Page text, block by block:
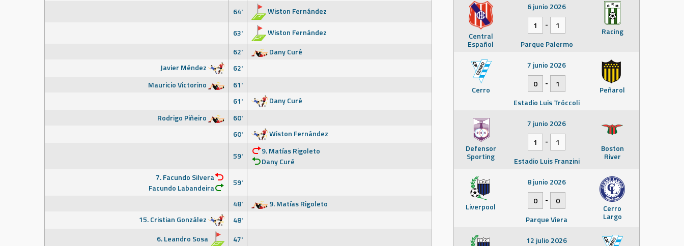
64'
Wiston Fernández
63'
Wiston Fernández
62'
Dany Curé
Javier Méndez
62'
Mauricio Victorino
61'
61'
Dany Curé
Rodrigo Piñeiro
60'
60'
Wiston Fernández
59'
9. Matías Rigoleto
Dany Curé
7. Facundo Silvera
Facundo Labandeira
59'
48'
9. Matías Rigoleto
15. Cristian González
48'
6. Leandro Sosa
47'
Central
Español
Racing
6 junio 2026
1
-
1
Parque Palermo
Cerro Peñarol
7 junio 2026
0
-
1
Estadio Luis Tróccoli
Defensor
Sporting
Boston
River
7 junio 2026
1
-
1
Estadio Luis Franzini
Liverpool Cerro
Largo
8 junio 2026
0
-
0
Parque Viera
12 julio 2026